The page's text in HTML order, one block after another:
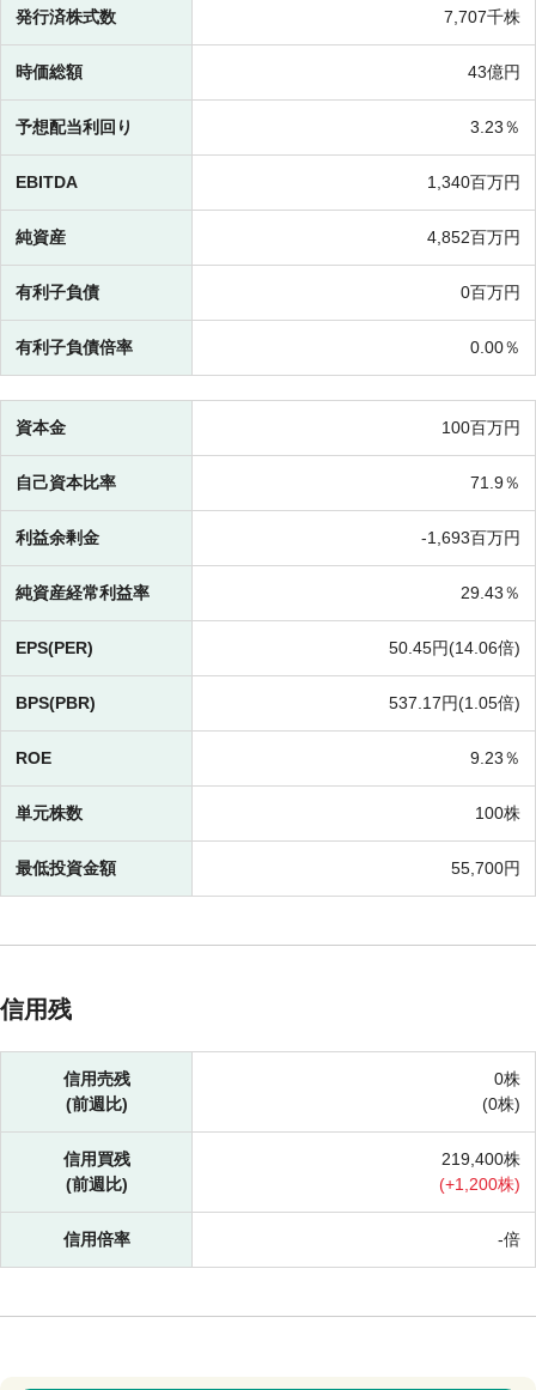
発行済株式数 7,707千株
時価総額 43億円
予想配当利回り 3.23％
EBITDA 1,340百万円
純資産 4,852百万円
有利子負債 0百万円
有利子負債倍率 0.00％
資本金 100百万円
自己資本比率 71.9％
利益余剰金 -1,693百万円
純資産経常利益率 29.43％
EPS(PER) 50.45円(14.06倍)
BPS(PBR) 537.17円(1.05倍)
ROE 9.23％
単元株数 100株
最低投資金額 55,700円
信用残
信用売残
(前週比)
0株
(0株)
信用買残
(前週比)
219,400株
(+1,200株)
信用倍率 -倍